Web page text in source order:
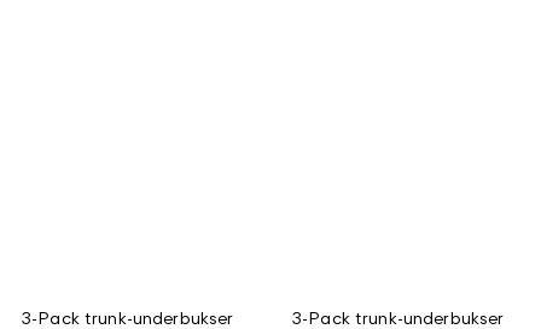
3-Pack trunk-underbukser 3-Pack trunk-underbukser